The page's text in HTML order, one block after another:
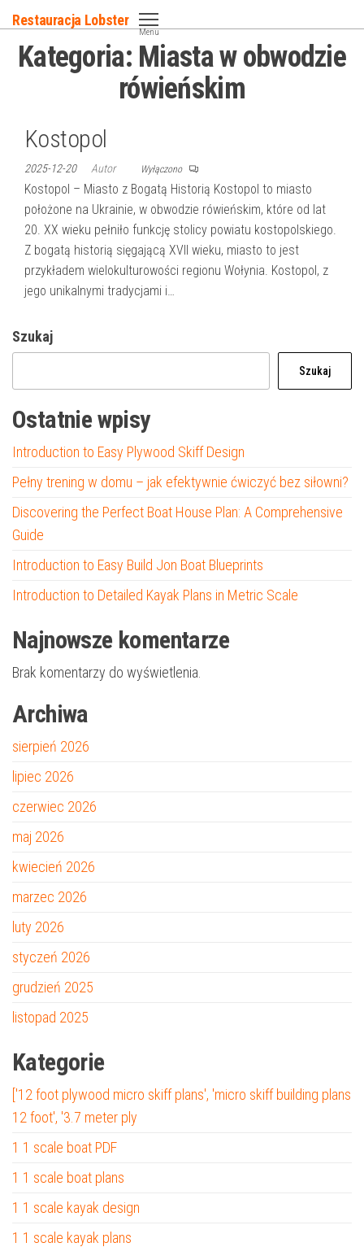
do
treści
Restauracja Lobster
Menu
Kategoria: Miasta w obwodzie
rówieńskim
Kostopol
2025-12-20 Autor Wyłączono
Kostopol – Miasto z Bogatą Historią Kostopol to miasto
położone na Ukrainie, w obwodzie rówieńskim, które od lat
20. XX wieku pełniło funkcję stolicy powiatu kostopolskiego.
Z bogatą historią sięgającą XVII wieku, miasto to jest
przykładem wielokulturowości regionu Wołynia. Kostopol, z
jego unikalnymi tradycjami i…
Szukaj
Szukaj
Ostatnie wpisy
Introduction to Easy Plywood Skiff Design
Pełny trening w domu – jak efektywnie ćwiczyć bez siłowni?
Discovering the Perfect Boat House Plan: A Comprehensive
Guide
Introduction to Easy Build Jon Boat Blueprints
Introduction to Detailed Kayak Plans in Metric Scale
Najnowsze komentarze
Brak komentarzy do wyświetlenia.
Archiwa
sierpień 2026
lipiec 2026
czerwiec 2026
maj 2026
kwiecień 2026
marzec 2026
luty 2026
styczeń 2026
grudzień 2025
listopad 2025
Kategorie
['12 foot plywood micro skiff plans', 'micro skiff building plans
12 foot', '3.7 meter ply
1 1 scale boat PDF
1 1 scale boat plans
1 1 scale kayak design
1 1 scale kayak plans